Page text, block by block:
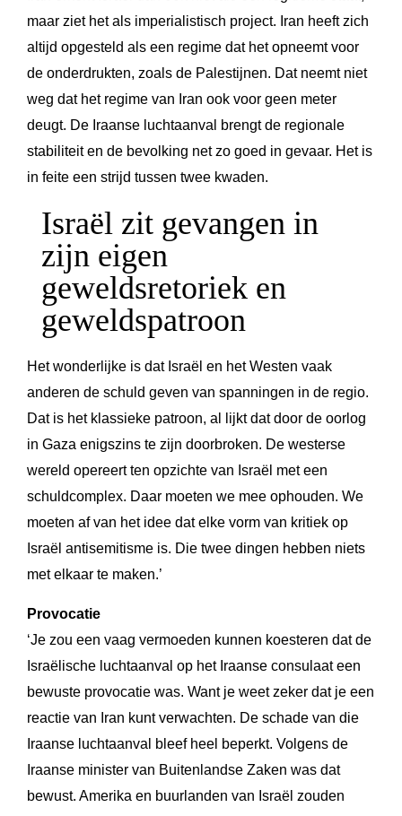
maar ziet het als imperialistisch project. Iran heeft zich
altijd opgesteld als een regime dat het opneemt voor
de onderdrukten, zoals de Palestijnen. Dat neemt niet
weg dat het regime van Iran ook voor geen meter
deugt. De Iraanse luchtaanval brengt de regionale
stabiliteit en de bevolking net zo goed in gevaar. Het is
in feite een strijd tussen twee kwaden.
Israël zit gevangen in
zijn eigen
geweldsretoriek en
geweldspatroon
Het wonderlijke is dat Israël en het Westen vaak
anderen de schuld geven van spanningen in de regio.
Dat is het klassieke patroon, al lijkt dat door de oorlog
in Gaza enigszins te zijn doorbroken. De westerse
wereld opereert ten opzichte van Israël met een
schuldcomplex. Daar moeten we mee ophouden. We
moeten af van het idee dat elke vorm van kritiek op
Israël antisemitisme is. Die twee dingen hebben niets
met elkaar te maken.’
Provocatie
‘Je zou een vaag vermoeden kunnen koesteren dat de
Israëlische luchtaanval op het Iraanse consulaat een
bewuste provocatie was. Want je weet zeker dat je een
reactie van Iran kunt verwachten. De schade van die
Iraanse luchtaanval bleef heel beperkt. Volgens de
Iraanse minister van Buitenlandse Zaken was dat
bewust. Amerika en buurlanden van Israël zouden